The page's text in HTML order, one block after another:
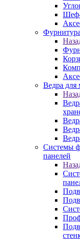
Ведра для
Системы
панелей